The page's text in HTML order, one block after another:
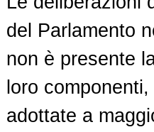
del Parlamento
non è presente
loro
adottate a